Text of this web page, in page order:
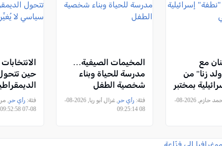
مع
زنا" من
بمختبر
, احمد حازم, 2026-08-
المخيمات الصيفية…
مدرسة للحياة وبناء
شخصية الطفل
فئة: رأي حر
, غزال أبو ريا, 2026-08-
08 09:25:14
الانتخابات
حين
سياسي لا
فئة:رأي حر
08-07 09:52:58